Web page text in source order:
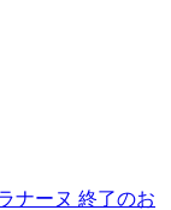
ナーヌ 終了のお